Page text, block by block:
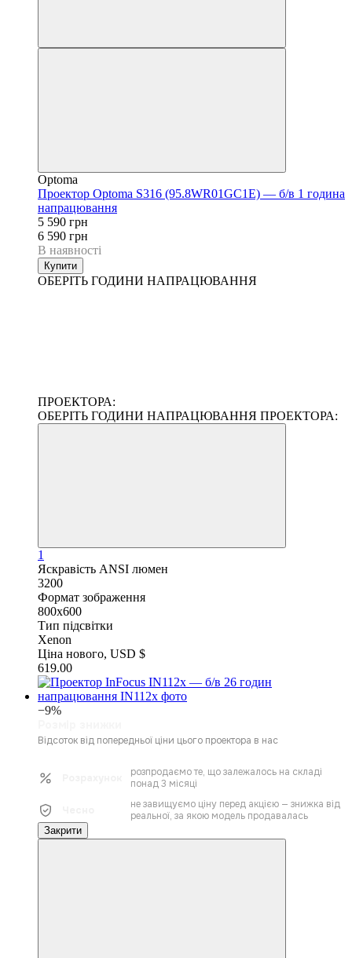
Optoma
Проектор Optoma S316 (95.8WR01GC1E) — б/в 1 година
напрацювання
5 590 грн
6 590 грн
В наявності
Купити
ОБЕРІТЬ ГОДИНИ НАПРАЦЮВАННЯ
ПРОЕКТОРА:
ОБЕРІТЬ ГОДИНИ НАПРАЦЮВАННЯ ПРОЕКТОРА:
1
Яскравість ANSI люмен
3200
Формат зображення
800x600
Тип підсвітки
Xenon
Ціна нового, USD $
619.00
−9%
Відсоток від попередньої ціни цього проектора в нас
розпродаємо те, що залежалось на складі
понад 3 місяці
не завищуємо ціну перед акцією — знижка від
реальної, за якою модель продавалась
Закрити